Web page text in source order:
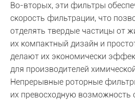
Во-вторых, эти фильтры
скорость фильтрации, что
отделять твердые частицы от
их компактный дизайн и
делают их экономически
для производителей
Непрерывные роторные
их превосходную возможность